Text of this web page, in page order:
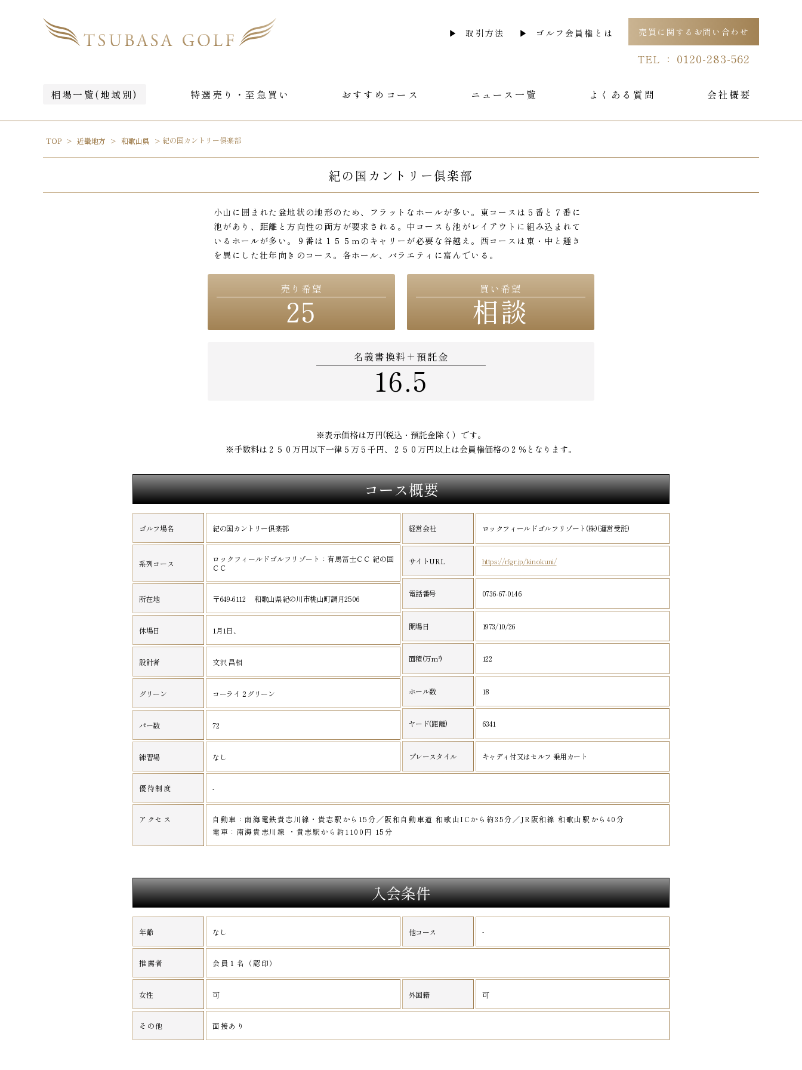
取引方法 ゴルフ会員権とは 売買に関するお問い合わせ
TEL ： 0120-283-562
相場一覧(地域別) 特選売り・至急買い おすすめコース ニュース一覧 よくある質問 会社概要
TOP 近畿地方 和歌山県 紀の国カントリー俱楽部
紀の国カントリー俱楽部
小山に囲まれた盆地状の地形のため、フラットなホールが多い。東コースは５番と７番に
池があり、距離と方向性の両方が要求される。中コースも池がレイアウトに組み込まれて
いるホールが多い。９番は１５５ｍのキャリーが必要な谷越え。西コースは東・中と趣き
を異にした壮年向きのコース。各ホール、バラエティに富んでいる。
売り希望
25
買い希望
相談
名義書換料＋預託金
16.5
※表示価格は万円(税込・預託金除く）です。
※手数料は２５０万円以下一律５万５千円、２５０万円以上は会員権価格の２％となります。
コース概要
ゴルフ場名 紀の国カントリー俱楽部
系列コース
ロックフィールドゴルフリゾート：有馬冨士ＣＣ 紀の国
ＣＣ
所在地 〒649-6112 和歌山県紀の川市桃山町調月2506
休場日 1月1日、
設計者 文沢 昌相
グリーン コーライ２グリーン
パー数 72
練習場 なし
経営会社 ロックフィールドゴルフリゾート(株)(運営受託)
サイトURL https://rfgr.jp/kinokuni/
電話番号 0736-67-0146
開場日 1973/10/26
面積(万m²) 122
ホール数 18
ヤード(距離) 6341
プレースタイル キャディ付又はセルフ 乗用カート
優待制度 -
アクセス
自動車：南海電鉄貴志川線・貴志駅から15分／阪和自動車道 和歌山ICから約35分／JR阪和線 和歌山駅から40分
電車：南海貴志川線 ・貴志駅から約1100円 15分
入会条件
年齢 なし 他コース -
推薦者 会員１名（認印）
女性 可 外国籍 可
その他 面接あり